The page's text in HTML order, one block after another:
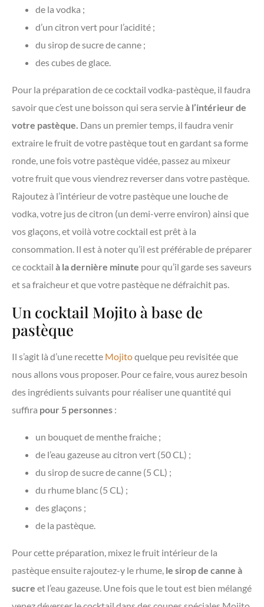
de la vodka ;
d’un citron vert pour l’acidité ;
du sirop de sucre de canne ;
des cubes de glace.
Pour la préparation de ce cocktail vodka-pastèque, il faudra
savoir que c’est une boisson qui sera servieà l’intérieur de
votre pastèque. Dans un premier temps, il faudra venir
extraire le fruit de votre pastèque tout en gardant sa forme
ronde, une fois votre pastèque vidée, passez au mixeur
votre fruit que vous viendrez reverser dans votre pastèque.
Rajoutez à l’intérieur de votre pastèque une louche de
vodka, votre jus de citron (un demi-verre environ) ainsi que
vos glaçons, et voilà votre cocktail est prêt à la
consommation. Il est à noter qu’il est préférable de préparer
ce cocktail à la dernière minute pour qu’il garde ses saveurs
et sa fraicheur et que votre pastèque ne défraichit pas.
Un cocktail Mojito à base de
pastèque
Il s’agit là d’une recette Mojitoquelque peu revisitée que
nous allons vous proposer. Pour ce faire, vous aurez besoin
des ingrédients suivants pour réaliser une quantité qui
suffira pour 5 personnes :
un bouquet de menthe fraiche ;
de l’eau gazeuse au citron vert (50 CL) ;
du sirop de sucre de canne (5 CL) ;
du rhume blanc (5 CL) ;
des glaçons ;
de la pastèque.
Pour cette préparation, mixez le fruit intérieur de la
pastèque ensuite rajoutez-y le rhume, le sirop de canne à
sucre et l’eau gazeuse. Une fois que le tout est bien mélangé